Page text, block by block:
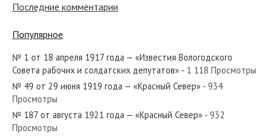
№ 33 от февраля 1974 года —
Последние комментарии
Популярное
№ 1 от 18 апреля 1917 года — «Известия Вологодского
Совета рабочих и солдатских депутатов» - 1 118 Просмотры
№ 49 от 29 июня 1919 года — «Красный Север» - 934
Просмотры
№ 187 от августа 1921 года — «Красный Север» - 932
Просмотры